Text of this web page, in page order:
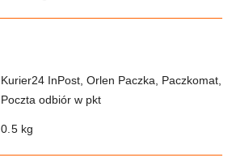
Kurier24 InPost, Orlen Paczka, Paczkomat,
Poczta odbiór w pkt
0.5 kg